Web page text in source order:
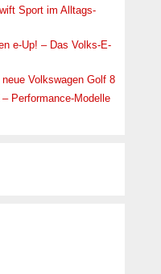
Sport im Alltags-
e-Up! – Das Volks-E-
Volkswagen Golf 8
Performance-Modelle